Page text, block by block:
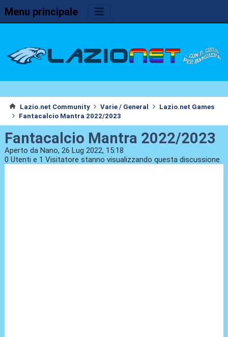
Menu principale
Lazio.net Community Varie / General
Lazio.net Games
Fantacalcio Mantra 2022/2023
Fantacalcio Mantra 2022/2023
Aperto da Nano, 26 Lug 2022, 15:18
0 Utenti e 1 Visitatore stanno visualizzando questa discussione.